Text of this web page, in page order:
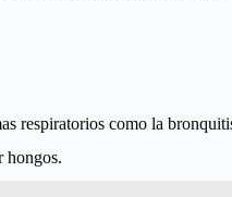
respiratorios como la
hongos.